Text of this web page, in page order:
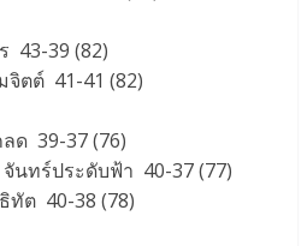
43-39 (82)
ตต์ 41-41 (82)
ด 39-37 (76)
นทร์ประดับฟ้า 40-37 (77)
ทัต 40-38 (78)